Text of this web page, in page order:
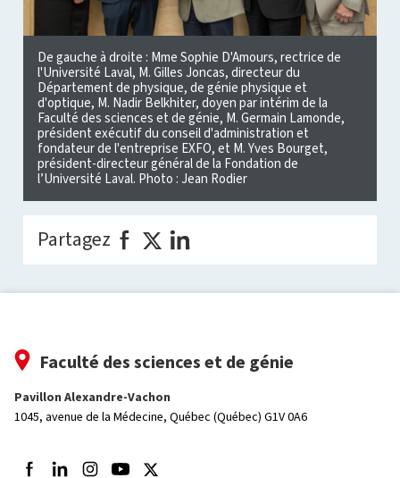
De gauche à droite : Mme Sophie D'Amours, rectrice de
l'Université Laval, M. Gilles Joncas, directeur du
Département de physique, de génie physique et
d'optique, M. Nadir Belkhiter, doyen par intérim de la
Faculté des sciences et de génie, M. Germain Lamonde,
président exécutif du conseil d'administration et
fondateur de l'entreprise EXFO, et M. Yves Bourget,
président-directeur général de la Fondation de
l’Université Laval. Photo : Jean Rodier
Partagez
Faculté des sciences et de génie
Pavillon Alexandre-Vachon
1045, avenue de la Médecine, Québec (Québec) G1V 0A6
Suivez-nous sur Facebook
Suivez-nous sur LinkedIn
Suivez-nous sur Instagram
Suivez-nous sur Youtube
Suivez-nous sur Twitter